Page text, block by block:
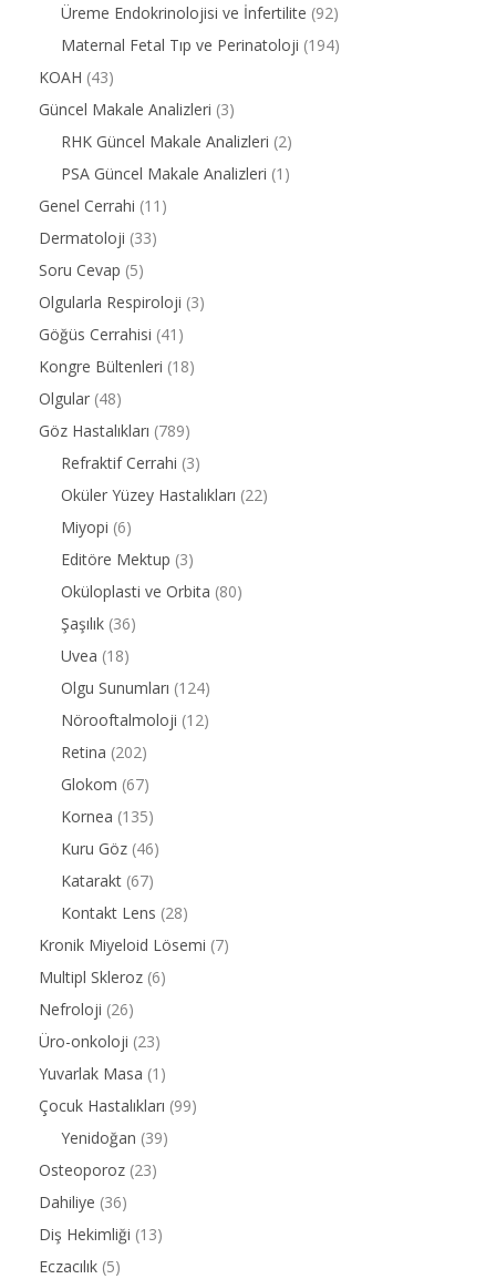
Üreme Endokrinolojisi ve İnfertilite (92)
Maternal Fetal Tıp ve Perinatoloji (194)
KOAH (43)
Güncel Makale Analizleri (3)
RHK Güncel Makale Analizleri (2)
PSA Güncel Makale Analizleri (1)
Genel Cerrahi (11)
Dermatoloji (33)
Soru Cevap (5)
Olgularla Respiroloji (3)
Göğüs Cerrahisi (41)
Kongre Bültenleri (18)
Olgular (48)
Göz Hastalıkları (789)
Refraktif Cerrahi (3)
Oküler Yüzey Hastalıkları (22)
Miyopi (6)
Editöre Mektup (3)
Oküloplasti ve Orbita (80)
Şaşılık (36)
Uvea (18)
Olgu Sunumları (124)
Nörooftalmoloji (12)
Retina (202)
Glokom (67)
Kornea (135)
Kuru Göz (46)
Katarakt (67)
Kontakt Lens (28)
Kronik Miyeloid Lösemi (7)
Multipl Skleroz (6)
Nefroloji (26)
Üro-onkoloji (23)
Yuvarlak Masa (1)
Çocuk Hastalıkları (99)
Yenidoğan (39)
Osteoporoz (23)
Dahiliye (36)
Diş Hekimliği (13)
Eczacılık (5)